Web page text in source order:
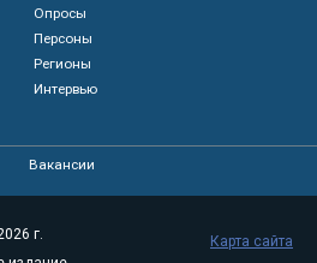
Опросы
Персоны
Регионы
Интервью
Вакансии
г.
Карта сайта